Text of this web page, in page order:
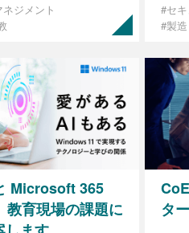
ジメント
#セ
#製
Microsoft 365
育現場の課題に
タ